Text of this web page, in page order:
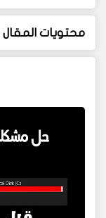
محتويات المقال